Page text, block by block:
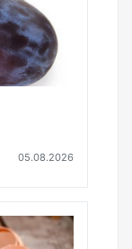
05.08.2026